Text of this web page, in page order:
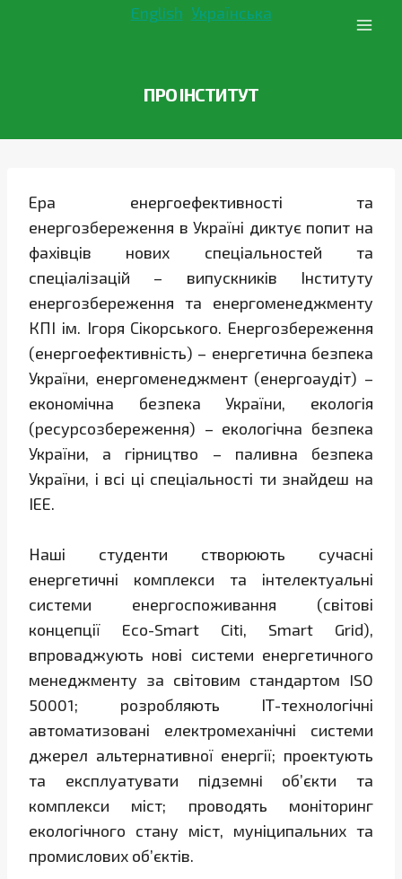
English Українська
ПРО ІНСТИТУТ
Ера енергоефективності та
енергозбереження в Україні диктує попит на
фахівців нових спеціальностей та
спеціалізацій – випускників Інституту
енергозбереження та енергоменеджменту
КПІ ім. Ігоря Сікорського. Енергозбереження
(енергоефективність) – енергетична безпека
України, енергоменеджмент (енергоаудіт) –
економічна безпека України, екологія
(ресурсозбереження) – екологічна безпека
України, а гірництво – паливна безпека
України, і всі ці спеціальності ти знайдеш на
ІЕЕ.
Наші студенти створюють сучасні
енергетичні комплекси та інтелектуальні
системи енергоспоживання (світові
концепції Eco-Smart Citi, Smart Grid),
впроваджують нові системи енергетичного
менеджменту за світовим стандартом ISO
50001; розробляють ІТ-технологічні
автоматизовані електромеханічні системи
джерел альтернативної енергії; проектують
та експлуатувати пiдземнi об’єкти та
комплекси міст; проводять моніторинг
екологічного стану міст, муніципальних та
промислових об’єктів.